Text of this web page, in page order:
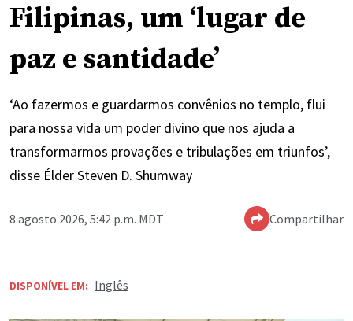
Filipinas, um ‘lugar de
paz e santidade’
‘Ao fazermos e guardarmos convênios no templo, flui
para nossa vida um poder divino que nos ajuda a
transformarmos provações e tribulações em triunfos’,
disse Élder Steven D. Shumway
8 agosto 2026, 5:42 p.m. MDT Compartilhar
DISPONÍVEL EM: Inglês